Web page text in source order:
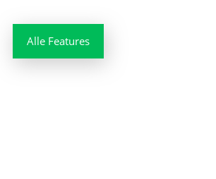
Alle Features